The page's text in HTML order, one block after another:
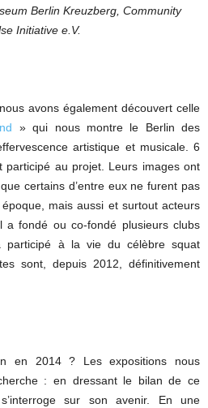
Berlin Kreuzberg, Community
Initiative e.V.
avons également découvert celle
» qui nous montre le Berlin des
artistique et musicale. 6
participé au projet. Leurs images ont
certains d’entre eux ne furent pas
mais aussi et surtout acteurs
fondé ou co-fondé plusieurs clubs
participé à la vie du célèbre squat
sont, depuis 2012, définitivement
en 2014 ? Les expositions nous
: en dressant le bilan de ce
sur son avenir. En une